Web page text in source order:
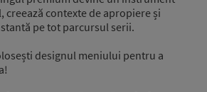
creează contexte de apropiere și
pe tot parcursul serii.
designul meniului pentru a